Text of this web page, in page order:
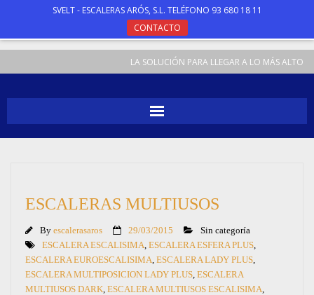
SVELT - ESCALERAS ARÓS, S.L. TELÉFONO 93 680 18 11
CONTACTO
LA SOLUCIÓN PARA LLEGAR A LO MÁS ALTO
INICIO
TABURETES
ANDAMIOS
ESPECIALES
ESCALERAS MULTIUSOS
By escalerasaros 29/03/2015
Sin categoría
ESCALERA ESCALISIMA ESCALERA ESFERA PLUS
ESCALERA EUROESCALISIMA ESCALERA LADY PLUS
ESCALERA MULTIPOSICION LADY PLUS ESCALERA
MULTIUSOS DARK ESCALERA MULTIUSOS ESCALISIMA